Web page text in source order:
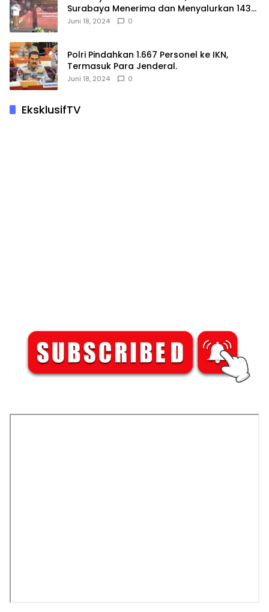
Surabaya Menerima dan Menyalurkan 143
Hewan Kurban
Juni 18, 2024 0
Polri Pindahkan 1.667 Personel ke IKN,
Termasuk Para Jenderal.
Juni 18, 2024 0
EksklusifTV